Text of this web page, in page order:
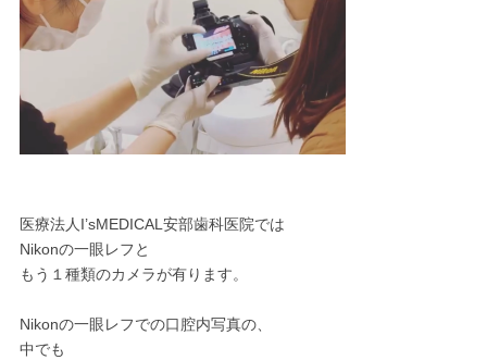
医療法人I’sMEDICAL安部歯科医院では
Nikonの一眼レフと
もう１種類のカメラが有ります。
Nikonの一眼レフでの口腔内写真の、
中でも